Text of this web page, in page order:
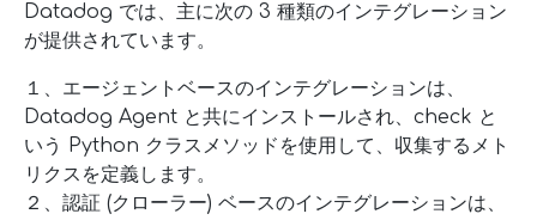
Datadog では、主に次の 3 種類のインテグレーション
が提供されています。
１、エージェントベースのインテグレーションは、
Datadog Agent と共にインストールされ、check と
いう Python クラスメソッドを使用して、収集するメト
リクスを定義します。
２、認証 (クローラー) ベースのインテグレーションは、